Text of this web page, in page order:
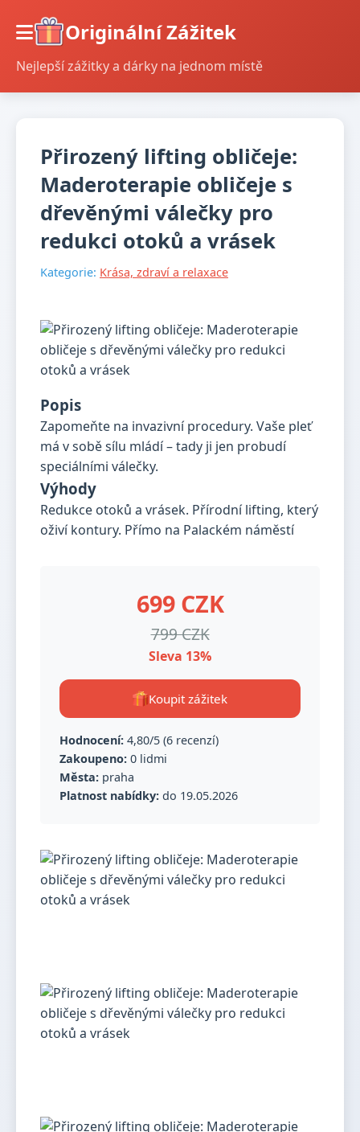
Originální Zážitek
Nejlepší zážitky a dárky na jednom místě
Přirozený lifting obličeje:
Maderoterapie obličeje s
dřevěnými válečky pro
redukci otoků a vrásek
Kategorie: Krása, zdraví a relaxace
Popis
Zapomeňte na invazivní procedury. Vaše pleť
má v sobě sílu mládí – tady ji jen probudí
speciálními válečky.
Výhody
Redukce otoků a vrásek. Přírodní lifting, který
oživí kontury. Přímo na Palackém náměstí
699 CZK
799 CZK
Sleva 13%
Koupit zážitek
Hodnocení: 4,80/5 (6 recenzí)
Zakoupeno: 0 lidmi
Města: praha
Platnost nabídky: do 19.05.2026